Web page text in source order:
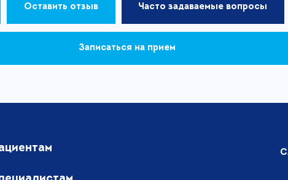
Оставить отзыв Часто задаваемые вопросы
Записаться на прием